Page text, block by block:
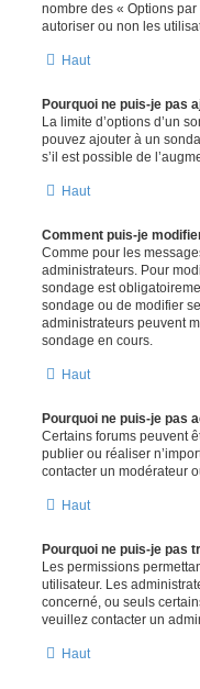
nombre des « Options
autoriser ou non les
Haut
Pourquoi ne puis-je pas
La limite d’options d’un
pouvez ajouter à un
s’il est possible de
Haut
Comment puis-je
Comme pour les
administrateurs. Pour
sondage est
sondage ou de modifier
administrateurs peuvent
sondage en cours.
Haut
Pourquoi ne puis-je pas
Certains forums peuvent
publier ou réaliser
contacter un modérateur
Haut
Pourquoi ne puis-je pas
Les permissions
utilisateur. Les
concerné, ou seuls
veuillez contacter un
Haut